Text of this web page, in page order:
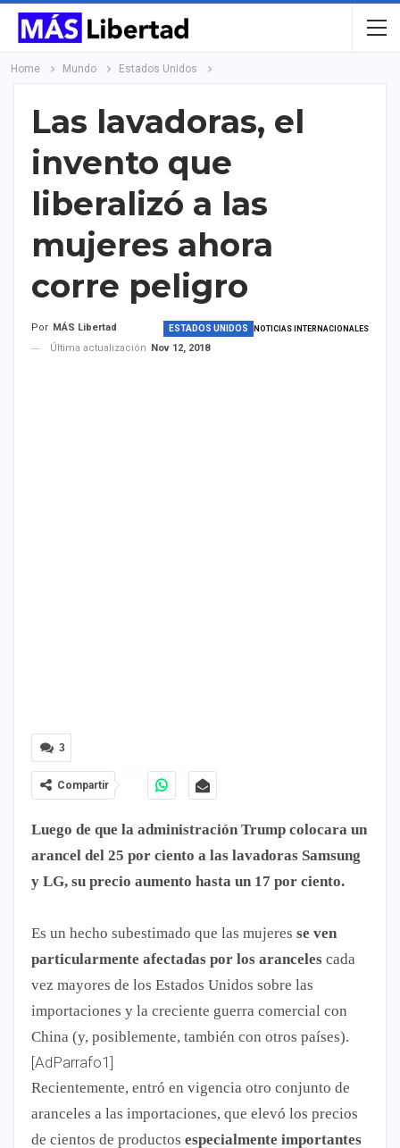
Home Mundo Estados Unidos
Las lavadoras, el
invento que
liberalizó a las
mujeres ahora
corre peligro
ESTADOS UNIDOS NOTICIAS INTERNACIONALES
Por MÁS Libertad
Última actualización Nov 12, 2018
3
Compartir
Luego de que la administración Trump colocara un
arancel del 25 por ciento a las lavadoras Samsung
y LG, su precio aumento hasta un 17 por ciento.
Es un hecho subestimado que las mujeres se ven
particularmente afectadas por los aranceles cada
vez mayores de los Estados Unidos sobre las
importaciones y la creciente guerra comercial con
China (y, posiblemente, también con otros países).
[AdParrafo1]
Recientemente, entró en vigencia otro conjunto de
aranceles a las importaciones, que elevó los precios
de cientos de productos especialmente importantes